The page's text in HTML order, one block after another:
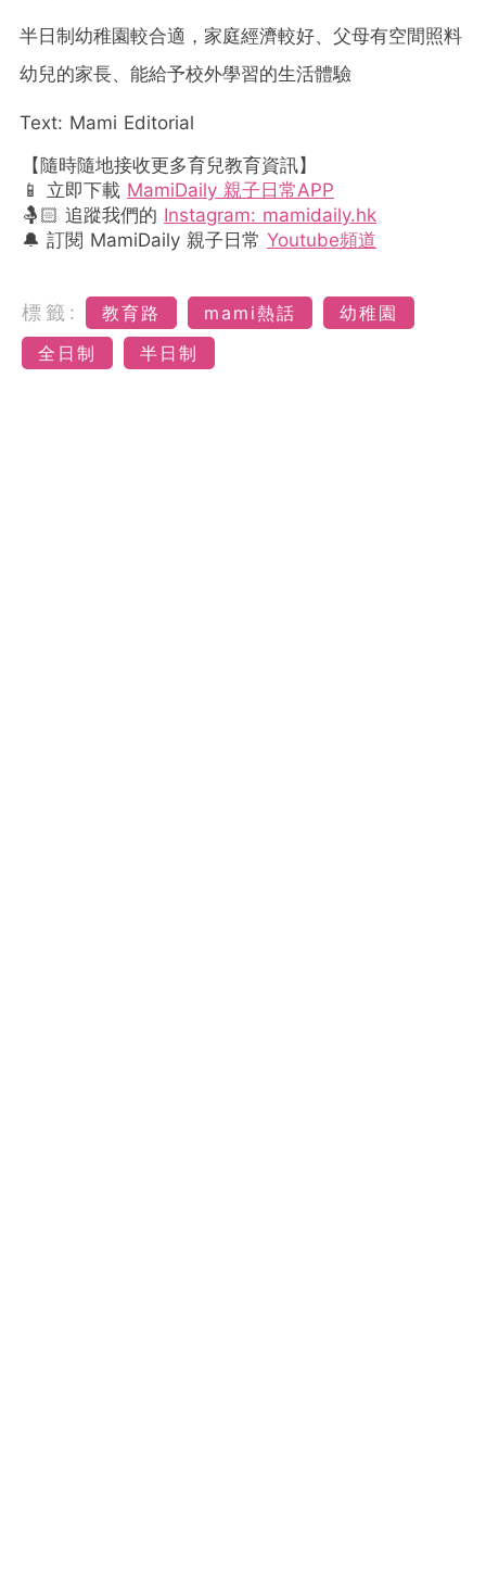
半日制幼稚園較合適，家庭經濟較好、父母有空間照料
幼兒的家長、能給予校外學習的生活體驗
Text: Mami Editorial
【隨時隨地接收更多育兒教育資訊】
📱 立即下載 MamiDaily 親子日常APP
🤱🏻 追蹤我們的 Instagram: mamidaily.hk
🔔 訂閱 MamiDaily 親子日常 Youtube頻道
標籤: 教育路 mami熱話
幼稚園
全日制
半日制